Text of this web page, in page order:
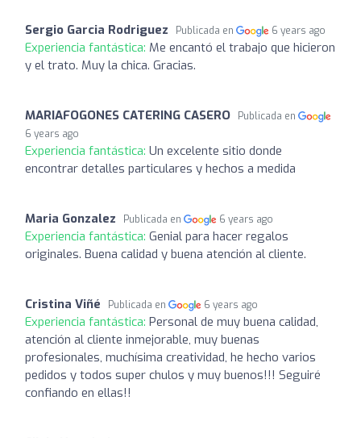
Sergio Garcia Rodriguez Publicada en 6 years ago
Experiencia fantástica: Me encantó el trabajo que hicieron
y el trato. Muy la chica. Gracias.
MARIAFOGONES CATERING CASERO
Publicada en
6 years ago
Experiencia fantástica: Un excelente sitio donde
encontrar detalles particulares y hechos a medida
Maria Gonzalez Publicada en 6 years ago
Experiencia fantástica: Genial para hacer regalos
originales. Buena calidad y buena atención al cliente.
Cristina Viñé Publicada en 6 years ago
Experiencia fantástica: Personal de muy buena calidad,
atención al cliente inmejorable, muy buenas
profesionales, muchísima creatividad, he hecho varios
pedidos y todos super chulos y muy buenos!!! Seguiré
confiando en ellas!!